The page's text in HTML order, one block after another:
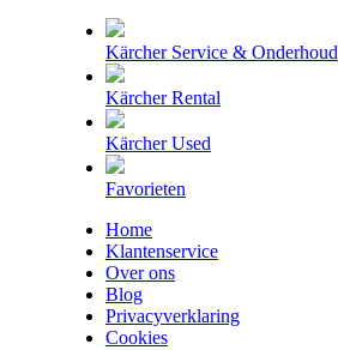
Kärcher Service & Onderhoud
Kärcher Rental
Kärcher Used
Favorieten
Home
Klantenservice
Over ons
Blog
Privacyverklaring
Cookies